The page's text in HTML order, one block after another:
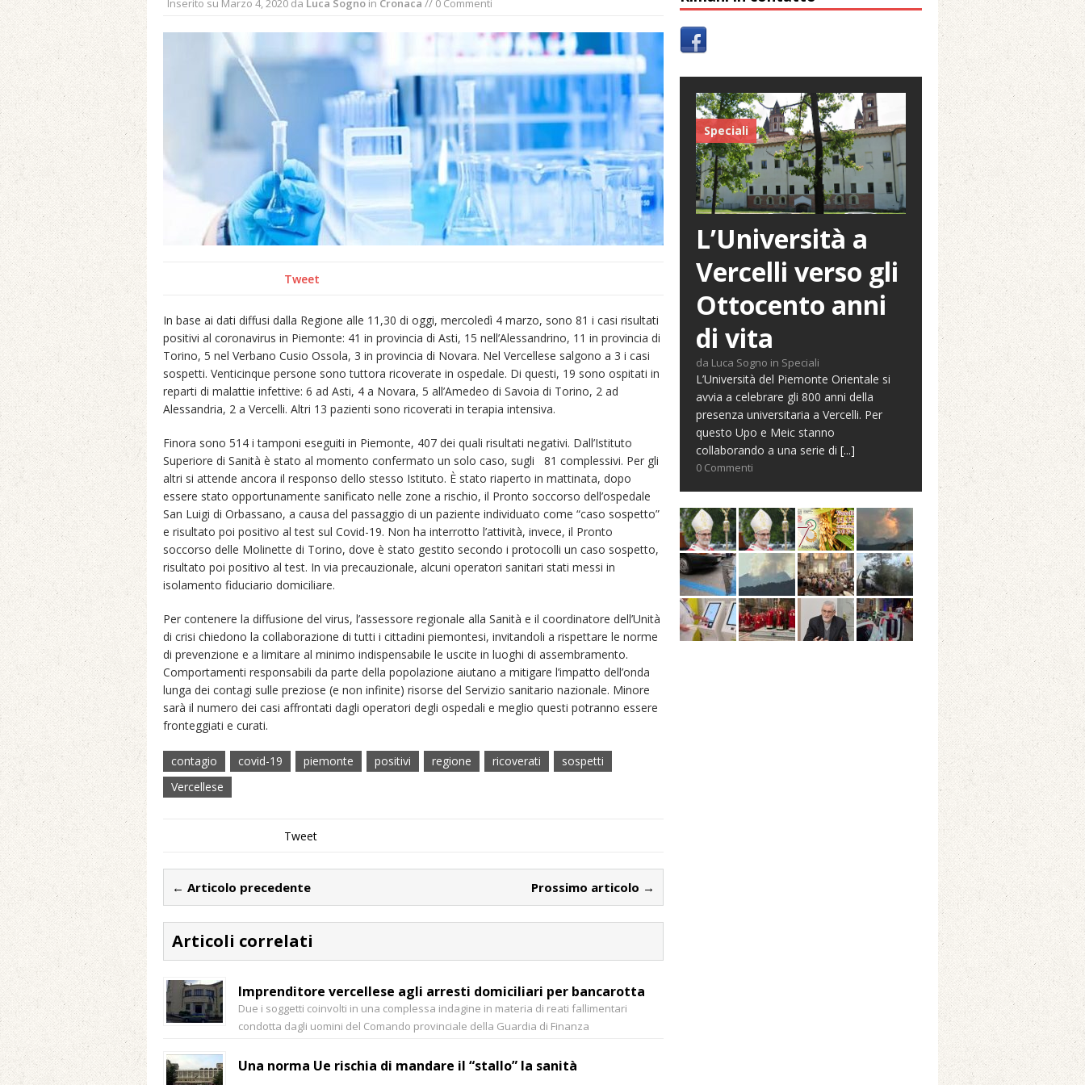
Inserito su Marzo 4, 2020 da Luca Sogno in Cronaca // 0 Commenti
Tweet
In base ai dati diffusi dalla Regione alle 11,30 di oggi, mercoledì 4 marzo, sono 81 i casi risultati
positivi al coronavirus in Piemonte: 41 in provincia di Asti, 15 nell’Alessandrino, 11 in provincia di
Torino, 5 nel Verbano Cusio Ossola, 3 in provincia di Novara. Nel Vercellese salgono a 3 i casi
sospetti. Venticinque persone sono tuttora ricoverate in ospedale. Di questi, 19 sono ospitati in
reparti di malattie infettive: 6 ad Asti, 4 a Novara, 5 all’Amedeo di Savoia di Torino, 2 ad
Alessandria, 2 a Vercelli. Altri 13 pazienti sono ricoverati in terapia intensiva.
Finora sono 514 i tamponi eseguiti in Piemonte, 407 dei quali risultati negativi. Dall’Istituto
Superiore di Sanità è stato al momento confermato un solo caso, sugli 81 complessivi. Per gli
altri si attende ancora il responso dello stesso Istituto. È stato riaperto in mattinata, dopo
essere stato opportunamente sanificato nelle zone a rischio, il Pronto soccorso dell’ospedale
San Luigi di Orbassano, a causa del passaggio di un paziente individuato come “caso sospetto”
e risultato poi positivo al test sul Covid-19. Non ha interrotto l’attività, invece, il Pronto
soccorso delle Molinette di Torino, dove è stato gestito secondo i protocolli un caso sospetto,
risultato poi positivo al test. In via precauzionale, alcuni operatori sanitari stati messi in
isolamento fiduciario domiciliare.
Per contenere la diffusione del virus, l’assessore regionale alla Sanità e il coordinatore dell’Unità
di crisi chiedono la collaborazione di tutti i cittadini piemontesi, invitandoli a rispettare le norme
di prevenzione e a limitare al minimo indispensabile le uscite in luoghi di assembramento.
Comportamenti responsabili da parte della popolazione aiutano a mitigare l’impatto dell’onda
lunga dei contagi sulle preziose (e non infinite) risorse del Servizio sanitario nazionale. Minore
sarà il numero dei casi affrontati dagli operatori degli ospedali e meglio questi potranno essere
fronteggiati e curati.
contagio covid-19 piemonte positivi regione ricoverati
sospetti
Vercellese
Tweet
← Articolo precedente Prossimo articolo →
Articoli correlati
Imprenditore vercellese agli arresti domiciliari per bancarotta
Due i soggetti coinvolti in una complessa indagine in materia di reati fallimentari
condotta dagli uomini del Comando provinciale della Guardia di Finanza
Una norma Ue rischia di mandare il “stallo” la sanità
Speciali
L’Università a
Vercelli verso gli
Ottocento anni
di vita
da Luca Sogno in Speciali
L’Università del Piemonte Orientale si
avvia a celebrare gli 800 anni della
presenza universitaria a Vercelli. Per
questo Upo e Meic stanno
collaborando a una serie di [...]
0 Commenti